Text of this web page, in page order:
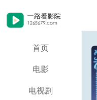
首页
电影
电视剧